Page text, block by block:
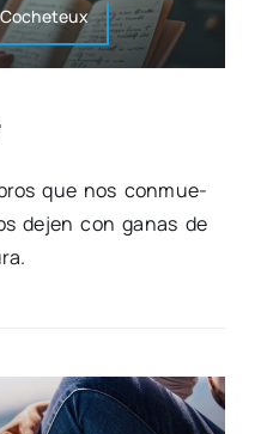
que nos con­mue­
dejen con ganas de